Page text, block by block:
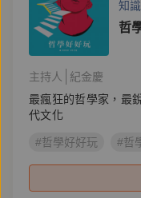
知
哲
主持人
紀金慶
最瘋狂的哲學家，最
代文化
#哲學好好玩 #哲